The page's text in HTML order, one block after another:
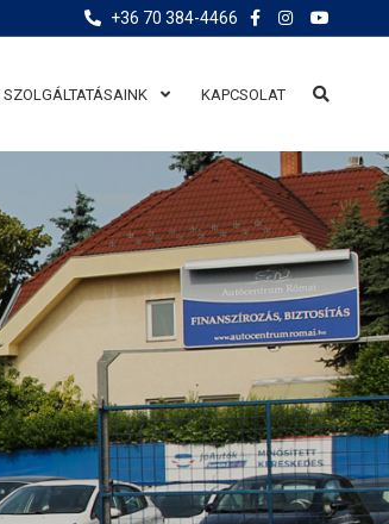
+36 70 384-4466
SZOLGÁLTATÁSAINK KAPCSOLAT